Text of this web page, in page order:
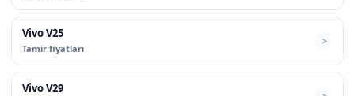
Vivo V25
Tamir fiyatları
Vivo V29